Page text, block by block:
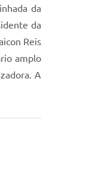
da
da
Reis
amplo
A